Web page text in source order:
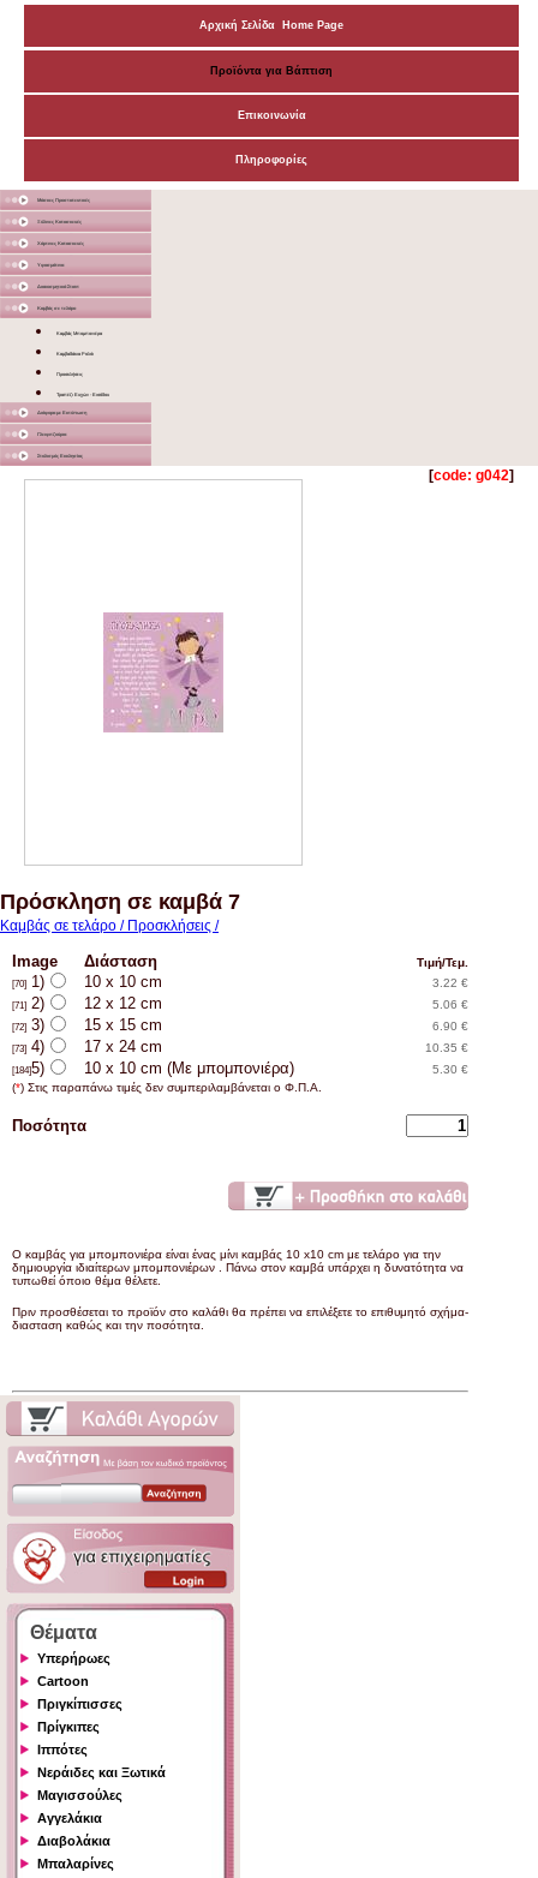
Αρχική Σελίδα Home Page
Προϊόντα για Βάπτιση
Επικοινωνία
Πληροφορίες
Μάσκες Προστατευτικές
Ξύλινες Κατασκευές
Χάρτινες Κατασκευές
Υφασμάτινα
Διακοσμητικά Σταντ
Καμβάς σε τελάρο
Καμβάς Μπομπονιέρα
Καμβαδάκια Ρολόι
Προσκλήσεις
Τραπέζι Ευχών - Εισόδου
Διάφορα με Εκτύπωση
Γλειφιτζούρια
Στολισμός Εκκλησίας
[code: g042]
Πρόσκληση σε καμβά 7
Καμβάς σε τελάρο / Προσκλήσεις /
Image Διάσταση Τιμή/Τεμ.
[70] 1) 10 x 10 cm 3.22 €
[71] 2) 12 x 12 cm 5.06 €
[72] 3) 15 x 15 cm 6.90 €
[73] 4) 17 x 24 cm 10.35 €
[184]5) 10 x 10 cm (Με μπομπονιέρα)
5.30 €
(*) Στις παραπάνω τιμές δεν συμπεριλαμβάνεται ο Φ.Π.Α.
Ποσότητα
Ο καμβάς για μπομπονιέρα είναι ένας μίνι καμβάς 10 x10 cm με τελάρο για την
δημιουργία ιδιαίτερων μπομπονιέρων . Πάνω στον καμβά υπάρχει η δυνατότητα να
τυπωθεί όποιο θέμα θέλετε.
Πριν προσθέσεται το προϊόν στο καλάθι θα πρέπει να επιλέξετε το επιθυμητό σχήμα-
διασταση καθώς και την ποσότητα.
Θέματα
Υπερήρωες
Cartoon
Πριγκίπισσες
Πρίγκιπες
Ιππότες
Νεράιδες και Ξωτικά
Μαγισσούλες
Αγγελάκια
Διαβολάκια
Μπαλαρίνες